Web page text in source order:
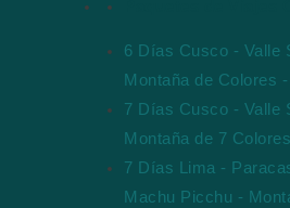
6 Días Cusco - Valle
Montaña de Colores
7 Días Cusco - Valle
Montaña de 7
7 Días Lima -
Machu Picchu -